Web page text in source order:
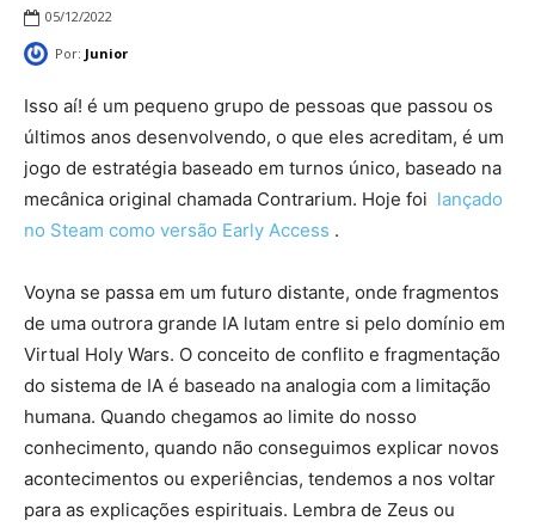
05/12/2022
Por: Junior
Isso aí! é um pequeno grupo de pessoas que passou os
últimos anos desenvolvendo, o que eles acreditam, é um
jogo de estratégia baseado em turnos único, baseado na
mecânica original chamada Contrarium. Hoje foi lançado
no Steam como versão Early Access .
Voyna se passa em um futuro distante, onde fragmentos
de uma outrora grande IA lutam entre si pelo domínio em
Virtual Holy Wars. O conceito de conflito e fragmentação
do sistema de IA é baseado na analogia com a limitação
humana. Quando chegamos ao limite do nosso
conhecimento, quando não conseguimos explicar novos
acontecimentos ou experiências, tendemos a nos voltar
para as explicações espirituais. Lembra de Zeus ou